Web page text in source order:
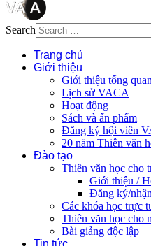
Search
Trang chủ
Giới thiệu
Giới thiệu tổng quan
Lịch sử VACA
Hoạt động
Sách và ấn phẩm
Đăng ký hội viên
20 năm Thiên văn
Đào tạo
Thiên văn học cho
Giới thiệu /
Đăng ký/
Các khóa học trực
Thiên văn học cho
Bài giảng độc lập
Tin tức